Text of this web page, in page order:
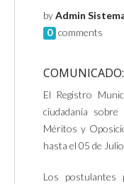
byAdmin
0 comments
COMUNICADO:
El Registro
ciudadanía
Méritos y
hasta el 05 de
Los postulantes